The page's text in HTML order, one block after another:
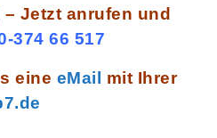
Jetzt anrufen und
374 66 517
eine eMail
mit Ihrer